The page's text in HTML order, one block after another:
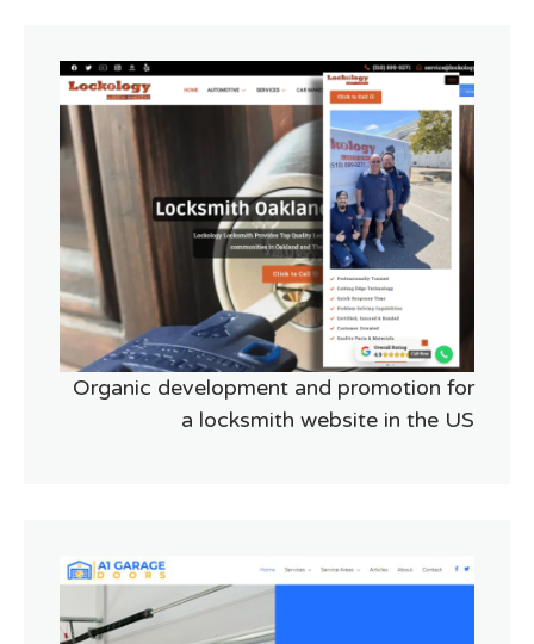
Organic development and promotion for
a locksmith website in the US